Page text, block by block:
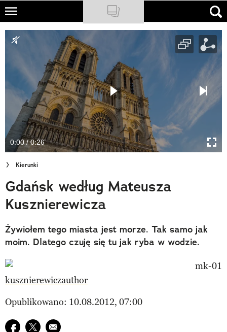
Skip
main
NATIONAL GEOGRAPHIC
PODCASTY
Sklep
Newsletter
Cuda Polski
Wielki Konkurs Fotograficzny
Trendbook Podróżniczy
Polecane
0:00 / 0:26
Kierunki
Gdańsk według Mateusza
Kusznierewicza
Żywiołem tego miasta jest morze. Tak samo jak
moim. Dlatego czuję się tu jak ryba w wodzie.
kusznierewiczauthor
Opublikowano: 10.08.2012, 07:00
Udostępnij na facebook
Udostępnij na twitter
E-mail do przyjaciela